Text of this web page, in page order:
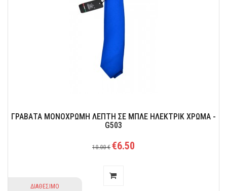
ΓΡΑΒΑΤΑ ΜΟΝΟΧΡΩΜΗ ΛΕΠΤΗ ΣΕ ΜΠΛΕ ΗΛΕΚΤΡΙΚ ΧΡΩΜΑ -
G503
10.00 € €6.50
ΔΙΑΘΕΣΙΜΟ